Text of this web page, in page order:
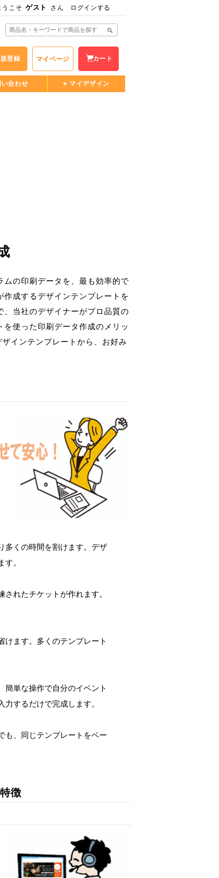
うこそ ゲスト さん ログインする
登録 マイページ カート
い合わせ ♥ マイデザイン
の印刷データを、最も効率的で
成するデザインテンプレートを
当社のデザイナーがプロ品質の
使った印刷データ作成のメリッ
インテンプレートから、お好み
くの時間を割けます。デザ
。
れたチケットが作れます。
ます。多くのテンプレート
単な操作で自分のイベント
するだけで完成します。
、同じテンプレートをベー
徴